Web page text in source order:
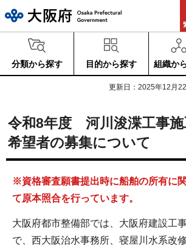
分類から探す 目的から探す 組織か
更新日：2025年12月
令和8年度 河川浚渫工事施
希望者の募集について
※資格審査願書提出時に船舶の所有に
て原本照合を行っています。
大阪府都市整備部では、大阪府建設工
で、西大阪治水事務所、寝屋川水系改